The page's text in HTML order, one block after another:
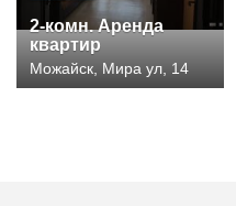
2-комн. Аренда
квартир
Можайск, Мира ул, 14